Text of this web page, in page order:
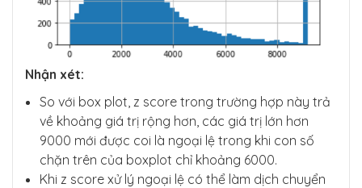
Nhận xét:
So với box plot, z score trong trường hợp này trả
về khoảng giá trị rộng hơn, các giá trị lớn hơn
9000 mới được coi là ngoại lệ trong khi con số
chặn trên của boxplot chỉ khoảng 6000.
Khi z score xử lý ngoại lệ có thể làm dịch chuyển